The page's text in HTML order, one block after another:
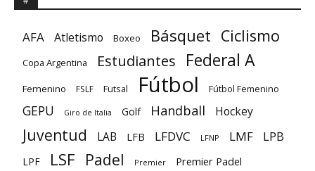
AFA Atletismo Boxeo Básquet Ciclismo
Copa Argentina Estudiantes Federal A
Femenino FSLF Futsal Fútbol Fútbol Femenino
GEPU Giro de Italia Golf Handball Hockey
Juventud LAB LFB LFDVC LFNP LMF LPB
LPF LSF Padel Premier Premier Padel